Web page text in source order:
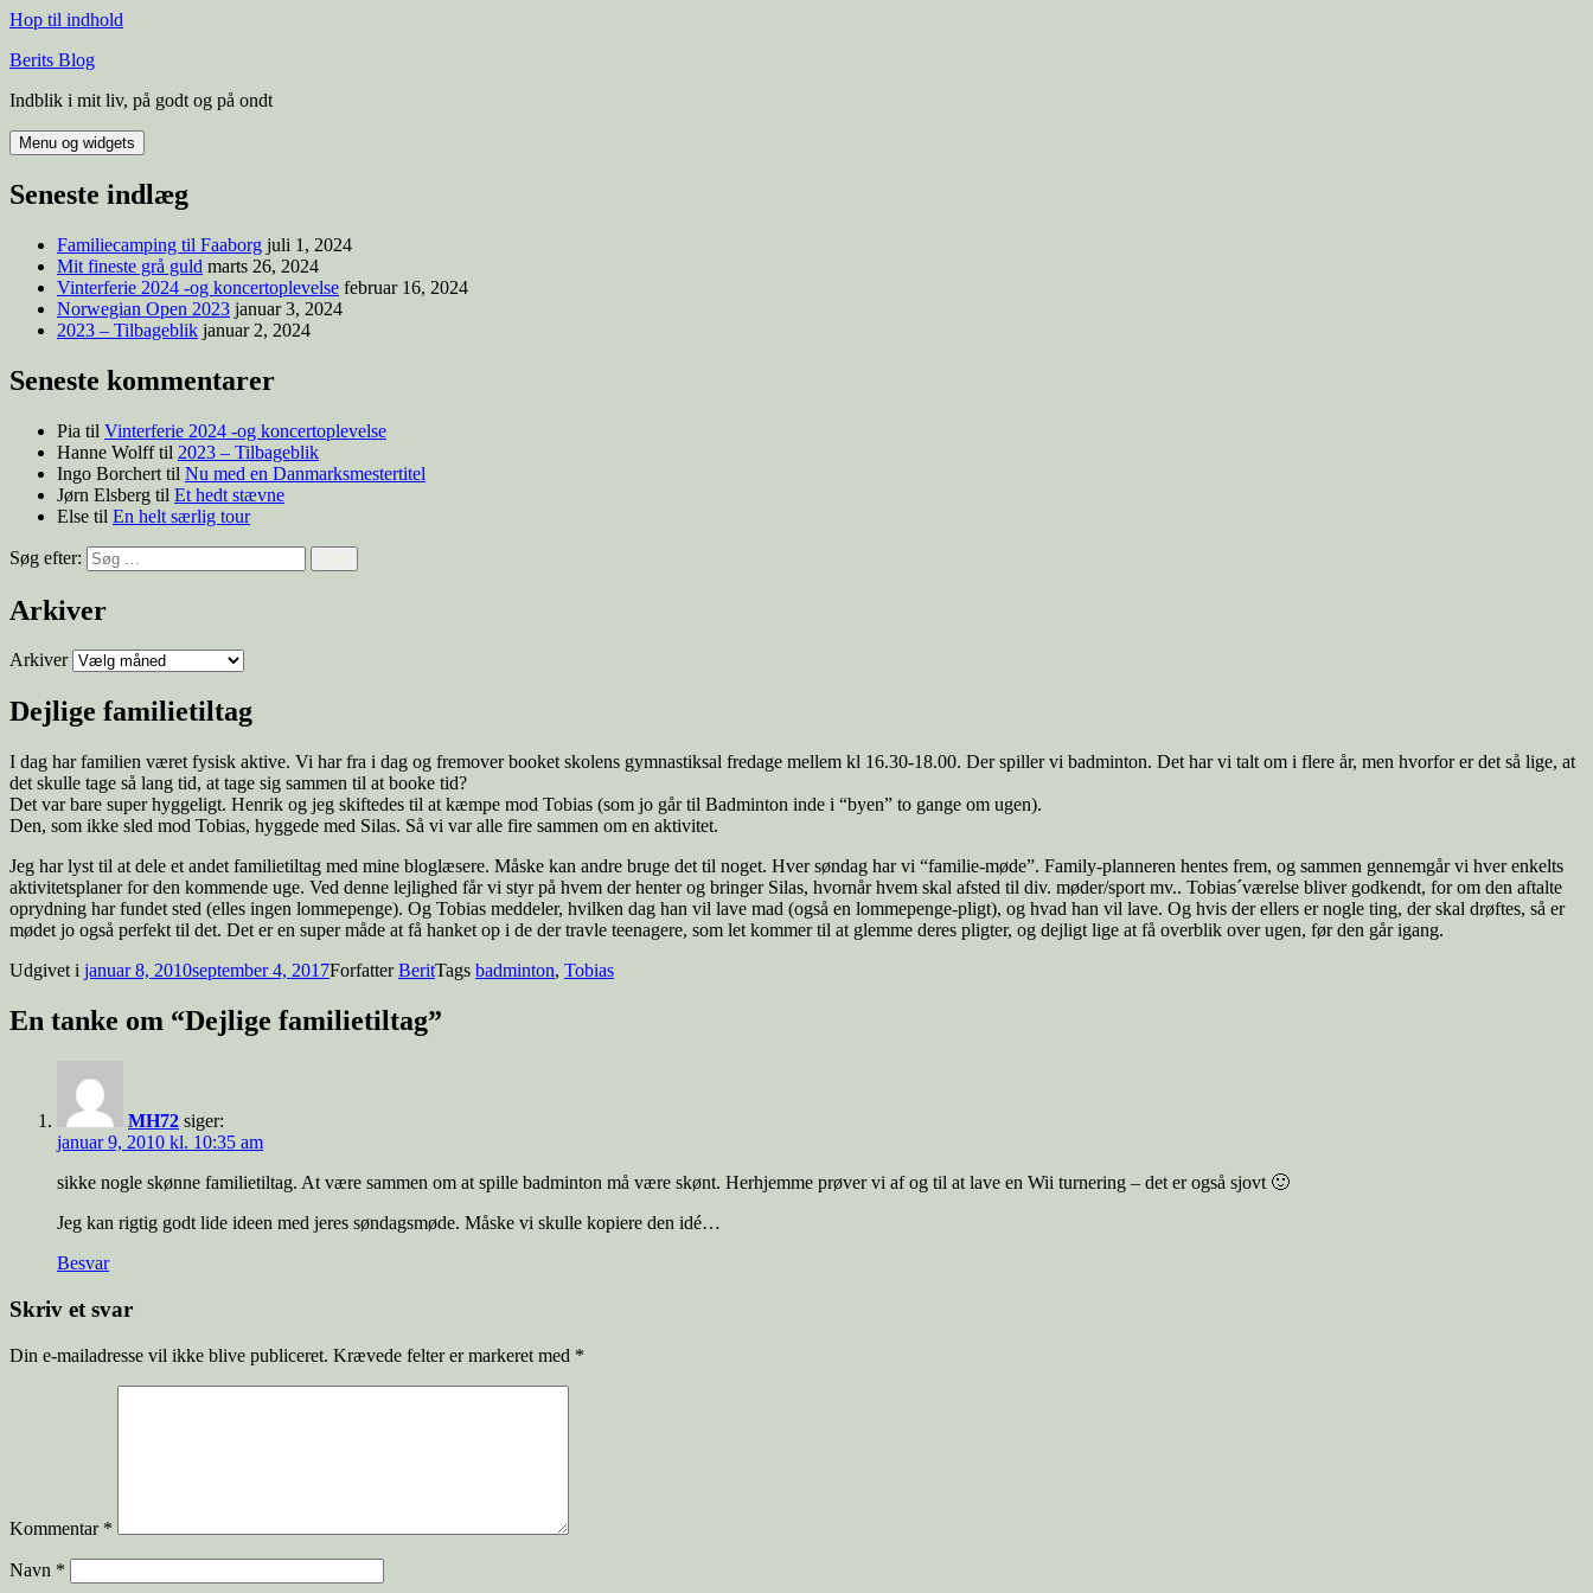
Hop til indhold
Berits Blog
Indblik i mit liv, på godt og på ondt
Menu og widgets
Seneste indlæg
Familiecamping til Faaborg juli 1, 2024
Mit fineste grå guld marts 26, 2024
Vinterferie 2024 -og koncertoplevelse februar 16, 2024
Norwegian Open 2023 januar 3, 2024
2023 – Tilbageblik januar 2, 2024
Seneste kommentarer
Pia til Vinterferie 2024 -og koncertoplevelse
Hanne Wolfftil 2023 – Tilbageblik
Ingo Borchert til Nu med en Danmarksmestertitel
Jørn Elsberg til Et hedt stævne
Else til En helt særlig tour
Søg efter:
Arkiver
Arkiver
Dejlige familietiltag
I dag har familien været fysisk aktive. Vi har fra i dag og fremover booket skolens gymnastiksal fredage mellem kl 16.30-18.00. Der spiller vi badminton. Det har vi talt om i flere år, men hvorfor er det så lige, at
det skulle tage så lang tid, at tage sig sammen til at booke tid?
Det var bare super hyggeligt. Henrik og jeg skiftedes til at kæmpe mod Tobias (som jo går til Badminton inde i “byen” to gange om ugen).
Den, som ikke sled mod Tobias, hyggede med Silas. Så vi var alle fire sammen om en aktivitet.
Jeg har lyst til at dele et andet familietiltag med mine bloglæsere. Måske kan andre bruge det til noget. Hver søndag har vi “familie-møde”. Family-planneren hentes frem, og sammen gennemgår vi hver enkelts
aktivitetsplaner for den kommende uge. Ved denne lejlighed får vi styr på hvem der henter og bringer Silas, hvornår hvem skal afsted til div. møder/sport mv.. Tobias´værelse bliver godkendt, for om den aftalte
oprydning har fundet sted (elles ingen lommepenge). Og Tobias meddeler, hvilken dag han vil lave mad (også en lommepenge-pligt), og hvad han vil lave. Og hvis der ellers er nogle ting, der skal drøftes, så er
mødet jo også perfekt til det. Det er en super måde at få hanket op i de der travle teenagere, som let kommer til at glemme deres pligter, og dejligt lige at få overblik over ugen, før den går igang.
Udgivet i januar 8, 2010september 4, 2017ForfatterBeritTags badminton, Tobias
En tanke om “Dejlige familietiltag”
MH72 siger:
januar 9, 2010 kl. 10:35 am
sikke nogle skønne familietiltag. At være sammen om at spille badminton må være skønt. Herhjemme prøver vi af og til at lave en Wii turnering – det er også sjovt 🙂
Jeg kan rigtig godt lide ideen med jeres søndagsmøde. Måske vi skulle kopiere den idé…
Besvar
Skriv et svar
Din e-mailadresse vil ikke blive publiceret. Krævede felter er markeret med *
Kommentar *
Navn *